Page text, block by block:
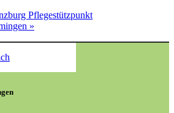
Pflegestützpunkt
»